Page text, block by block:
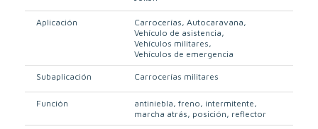
Aplicación Carrocerías Autocaravana
Vehículo de asistencia
Vehículos militares
Vehículos de emergencia
Subaplicación Carrocerías militares
Función antiniebla freno intermitente
marcha atrás posición reflector